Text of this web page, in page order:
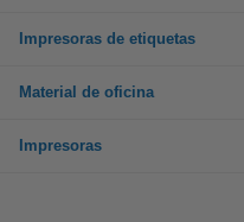
Impresoras de etiquetas
Material de oficina
Impresoras